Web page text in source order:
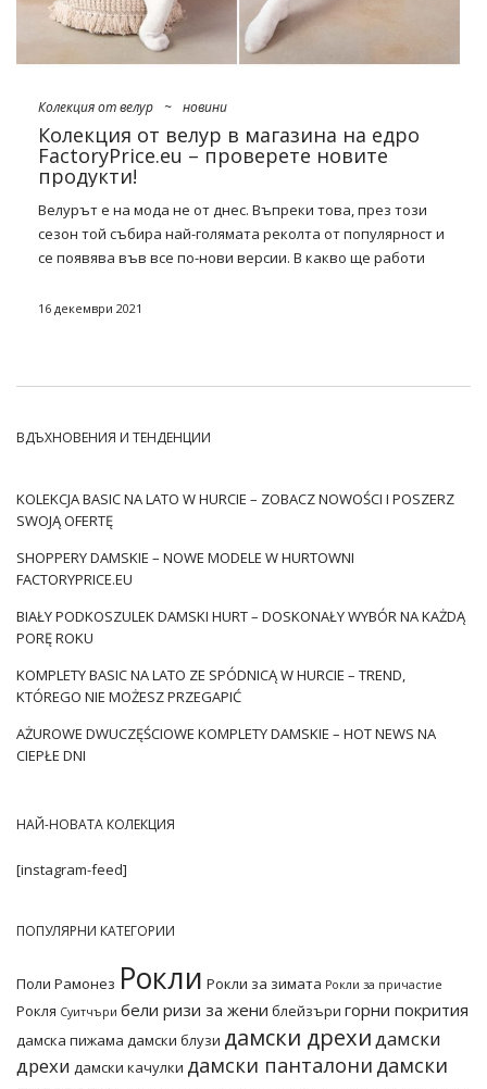
Колекция от велур ~ новини
Колекция от велур в магазина на едро
FactoryPrice.eu – проверете новите
продукти!
Велурът е на мода не от днес. Въпреки това, през този
сезон той събира най-голямата реколта от популярност и
се появява във все по-нови версии. В какво ще работи
предимно свободни хомфи комплекти,
Колекция от велур в магазина на
трябва да имате през новия
сезон?
За специални поводи, за ежедневни съпоставки или може
би в удобния дух на домашното облекло? Вижте какви
дрехи отвелурпредлага нашитеколекция от велурв
онлайн фабриката на едро FactoryPrice.eu
Перфектно дуо
За първия огън, разбира се, отидете известни комплекти,
които този сезон изненадват с множеството стилове и
стилизиращи връзки. В рейтинга на тенденциите,
16 декември 2021
ВДЪХНОВЕНИЯ И ТЕНДЕНЦИИ
KOLEKCJA BASIC NA LATO W HURCIE – ZOBACZ NOWOŚCI I POSZERZ
SWOJĄ OFERTĘ
SHOPPERY DAMSKIE – NOWE MODELE W HURTOWNI
FACTORYPRICE.EU
BIAŁY PODKOSZULEK DAMSKI HURT – DOSKONAŁY WYBÓR NA KAŻDĄ
PORĘ ROKU
KOMPLETY BASIC NA LATO ZE SPÓDNICĄ W HURCIE – TREND,
KTÓREGO NIE MOŻESZ PRZEGAPIĆ
AŻUROWE DWUCZĘŚCIOWE KOMPLETY DAMSKIE – HOT NEWS NA
CIEPŁE DNI
НАЙ-НОВАТА КОЛЕКЦИЯ
[instagram-feed]
ПОПУЛЯРНИ КАТЕГОРИИ
Поли Рамонез Рокли Рокли за зимата Рокли за причастие
Рокля Суитчъри бели ризи за жени блейзъри горни покрития
дамска пижама дамски блузи дамски дрехидамски
дрехи дамски качулки дамски панталони дамски